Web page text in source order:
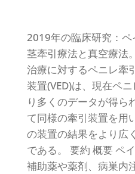
2019年の臨床研究：
茎牽引療法と真空療法
治療に対するペニレ牽
装置(VED)は、現在ペ
り多くのデータが得ら
て同様の牽引装置を用
の装置の結果をより広
である。 要約 概要 ペ
補助薬や薬剤、病巣内